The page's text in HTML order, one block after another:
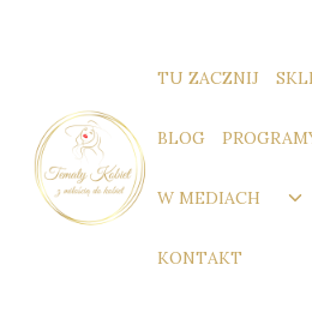
TU ZACZNIJ
BLOG
W MEDIACH
KONTAKT